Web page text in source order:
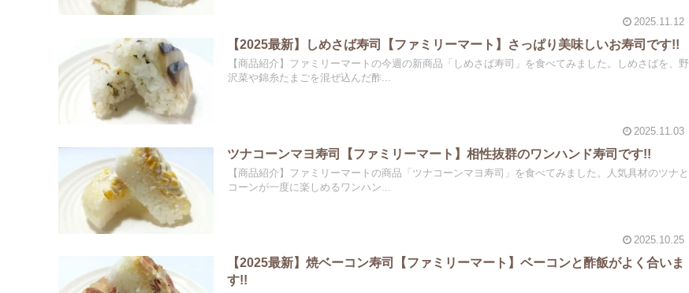
2025.11.12
【2025最新】しめさば寿司【ファミリーマート】さっぱり美味しいお寿司です!!
【商品紹介】ファミリーマートの今週の新商品「しめさば寿司」を食べてみました。しめさばを、野
沢菜や錦糸たまごを混ぜ込んだ酢...
2025.11.03
ツナコーンマヨ寿司【ファミリーマート】相性抜群のワンハンド寿司です!!
【商品紹介】ファミリーマートの商品「ツナコーンマヨ寿司」を食べてみました。人気具材のツナと
コーンが一度に楽しめるワンハン...
2025.10.25
【2025最新】焼ベーコン寿司【ファミリーマート】ベーコンと酢飯がよく合いま
す!!